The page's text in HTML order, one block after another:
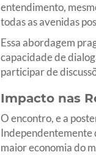
entendimento,
todas as avenidas
Essa abordagem
capacidade de
participar de
Impacto nas
O encontro, e a
Independentemente
maior economia do